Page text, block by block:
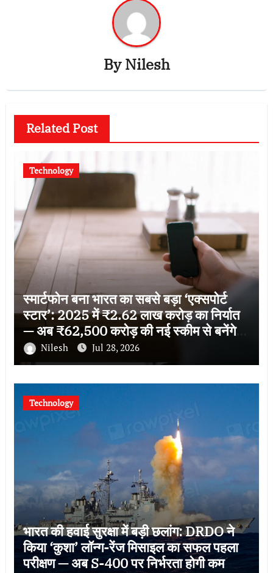
ByNilesh
Related Post
Technology
स्मार्टफोन बना भारत का सबसे बड़ा ‘एक्सपोर्ट
स्टार’: 2025 में ₹2.62 लाख करोड़ का निर्यात
— अब ₹62,500 करोड़ की नई स्कीम से बनेंगे
स्वदेशी ब्रांड
Nilesh Jul 28, 2026
Technology
भारत की हवाई सुरक्षा में बड़ी छलांग: DRDO ने
किया ‘कुशा’ लॉन्ग-रेंज मिसाइल का सफल पहला
परीक्षण — अब S-400 पर निर्भरता होगी कम